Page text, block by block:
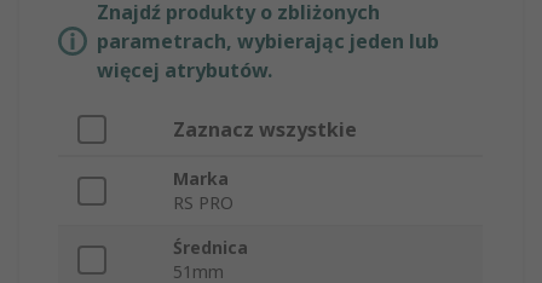
Znajdź produkty o zbliżonych
parametrach, wybierając jeden lub
więcej atrybutów.
Zaznacz wszystkie
Marka
RS PRO
Średnica
51mm